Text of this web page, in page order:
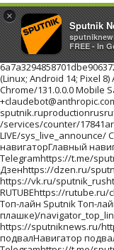
6a7a3294858701dbe9063726sputnikorbit/wfys_2017/20171020/17841.html216.73.216.62Mozilla/5.0 (Linux; Android 14; Pixel 8) AppleWebKit/537.36 (KHTML, like Gecko) Chrome/131.0.0.0 Mobile Safari/537.36; ClaudeBot/1.0; +claudebot@anthropic.com)orbita-sputnik.ruproductionrusrufl75f0f09ff69e44b75328d1f5c61bdec807004d19defed7bf201710201//images/https://id.sputniknews.com/images/orbit/110001000030000https://cm.sputniknews.com/chatf4uoHwgT3L1productionhttps://sputniknews.ru.sputniknews.ru4419376 /services/counter/17841article1786393236 sputnik_orbit LIVE/sys_live_announce/ Срочно/sys_popular/ Главный навигаторГлавный навигатор/navigator_top/Sputnik в Telegramhttps://t.me/sputniklivehttps://t.me/sputnikliveSputnik в Дзенhttps://dzen.ru/sputnik_rushttps://dzen.ru/sputnik_rusSputnik в VK https://vk.ru/sputnik_rushttps://vk.ru/sputnik_rusSputnik в RUTUBEhttps://rutube.ru/channel/23466577https://rutube.ru/channel/23466577 Топ-лайн Sputnik Топ-лайн Sputnik (список сайтов в верхней плашке)/navigator_top_line/SPUTNIK Ближнее зарубежье https://sputniknews.ru/https://sputniknews.ru/ Навигатор подвалНавигатор подвал/navigator_bottom/Sputnik в Telegramhttps://t.me/sputniklivehttps://t.me/sputniklive Sputnik в Дзенhttps://dzen.ru/sputnik_rushttps://dzen.ru/sputnik_rus Sputnik в VK https://vk.com/sputnik_rushttps://vk.com/sputnik_rus Sputnik в RUTUBEhttps://rutube.ru/channel/23466577https://rutube.ru/channel/23466577 НавигаторНавигатор нижний футер для Политик и т.п./navigator_policy/Политика конфиденциальности/docs/about/privacy_policy.html/docs/about/privacy_policy.html Политика использования Cookie/docs/about/cookie_policy.html/docs/about/cookie_policy.html Правила применения рекомендательных технологий/docs/about/privacy_policy.html#privacy_policy/docs/about/privacy_policy.html#privacy_policy архивlist_kw1 * list_kw2 * list_kw3/archive/Ты супер! Второй сезон!940551c8665e4018b624a988fd22d95f/projects/20180215/19023.htmlТы супер! Второй сезон!Ты супер! Второй сезон!Ты супер! Второй сезон!ty-super-vtorojj-sezon Ты супер! Второй сезон! ПроектыПроекты/projects/Самую многочисленную группу женщин и детей, спасенных из горячих точек Ближнего Востока, доставят в субботу в Грозный спецрейсом из сирийского Хмеймима, сообщила РИА Новости в пятницу член СПЧ при главе Чечни Хеда Саратова.a7aafa959366b1536e13dc09b87a052e/wfys_2017/20171020/18042.htmlПервый рейс из Сирии доставит в Грозный группу спасенных женщин и детейСамую многочисленную группу женщин и детей, спасенных из горячих точек Ближнего Востока, доставят в субботу в Грозный спецрейсом из сирийского Хмеймима, сообщила РИА
×
Sputnik
FREE - In